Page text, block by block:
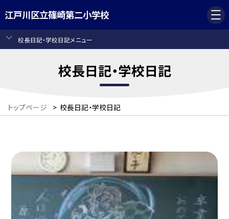
江戸川区立篠崎第二小学校
校長日記・学校日記メニュー
校長日記・学校日記
トップページ > 校長日記・学校日記